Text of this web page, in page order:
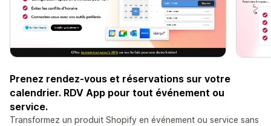
Prenez rendez-vous et réservations sur votre
calendrier. RDV App pour tout événement ou
service.
Transformez un produit Shopify en événement ou service sans